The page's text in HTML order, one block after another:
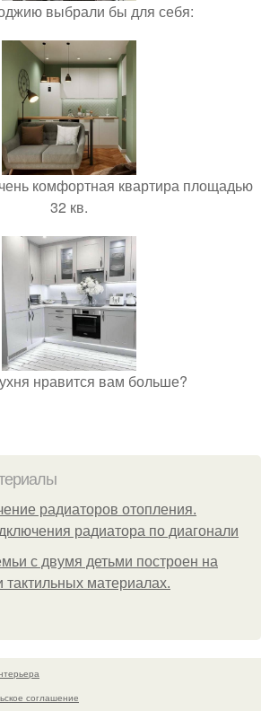
выбрали бы для себя:
комфортная квартира площадью
32 кв.
нравится вам больше?
радиаторов отопления.
радиатора по диагонали
с двумя детьми построен на
тактильных материалах.
соглашение